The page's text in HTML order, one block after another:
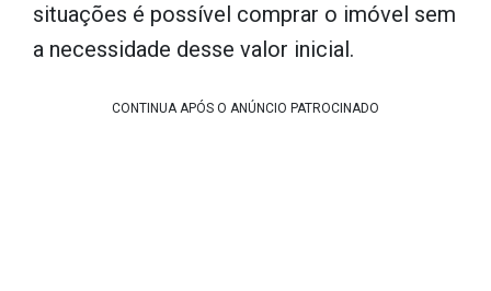
situações é possível comprar o imóvel sem
a necessidade desse valor inicial.
CONTINUA APÓS O ANÚNCIO PATROCINADO